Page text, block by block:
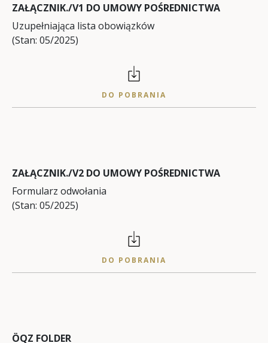
ZAŁĄCZNIK./V1 DO UMOWY POŚREDNICTWA
Uzupełniająca lista obowiązków
(Stan: 05/2025)
DO POBRANIA
ZAŁĄCZNIK./V2 DO UMOWY POŚREDNICTWA
Formularz odwołania
(Stan: 05/2025)
DO POBRANIA
ÖQZ FOLDER